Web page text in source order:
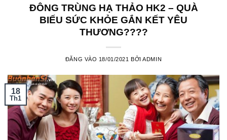
ĐÔNG TRÙNG HẠ THẢO HK2 – QUÀ
BIẾU SỨC KHỎE GẮN KẾT YÊU
THƯƠNG?‍?‍?‍?
ĐĂNG VÀO 18/01/2021 BỞIADMIN
18
Th1